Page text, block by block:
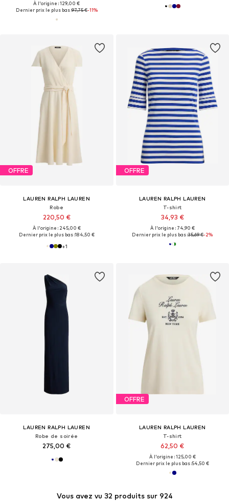
À l'origine : 129,00 €
Dernier prix le plus bas :97,75 €-11%
OFFRE
LAUREN RALPH LAUREN
Robe
220,50 €
À l'origine : 245,00 €
Dernier prix le plus bas :184,50 €
+1
OFFRE
LAUREN RALPH LAUREN
T-shirt
34,93 €
À l'origine : 74,90 €
Dernier prix le plus bas :35,69 €-2%
LAUREN RALPH LAUREN
Robe de soirée
275,00 €
OFFRE
LAUREN RALPH LAUREN
T-shirt
62,50 €
À l'origine : 125,00 €
Dernier prix le plus bas :54,50 €
Vous avez vu 32 produits sur 924